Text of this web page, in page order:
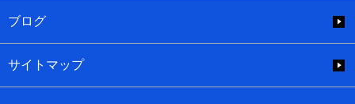
ブログ
サイトマップ